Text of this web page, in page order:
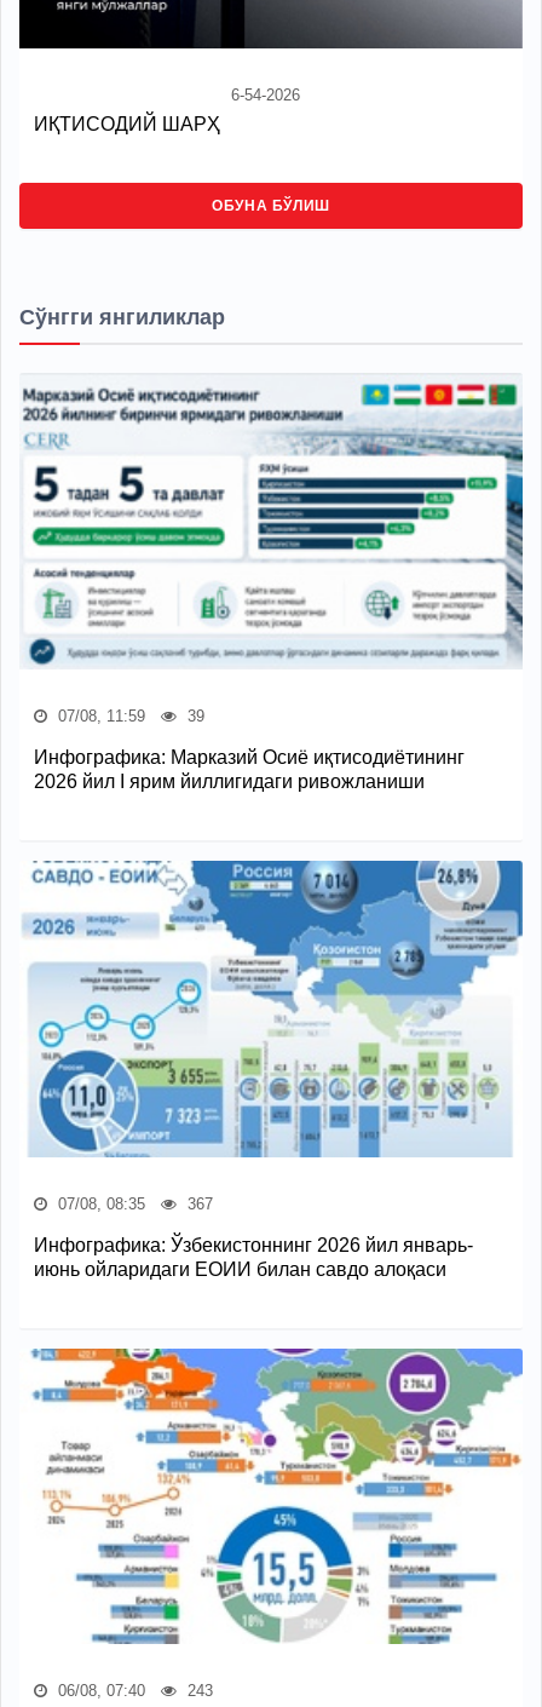
6-54-2026
ИҚТИСОДИЙ ШАРҲ
ОБУНА БЎЛИШ
Сўнгги янгиликлар
07/08, 11:59 39
Инфографика: Марказий Осиё иқтисодиётининг
2026 йил I ярим йиллигидаги ривожланиши
07/08, 08:35 367
Инфографика: Ўзбекистоннинг 2026 йил январь-
июнь ойларидаги ЕОИИ билан савдо алоқаси
06/08, 07:40 243